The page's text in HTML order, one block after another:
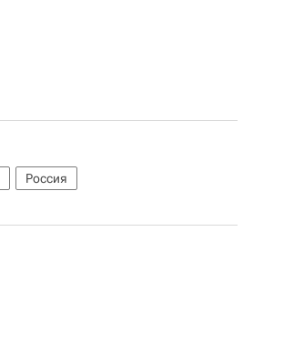
Россия